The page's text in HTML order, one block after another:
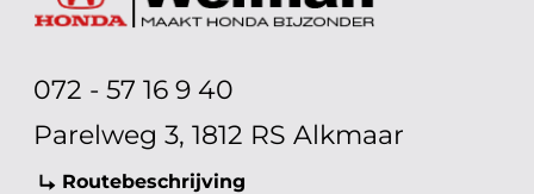
072 - 57 16 9 40
Parelweg 3, 1812 RS Alkmaar
Routebeschrijving